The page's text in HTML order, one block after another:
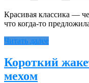
Красивая классика —
что когда-то
Читать далее
Короткий
мехом